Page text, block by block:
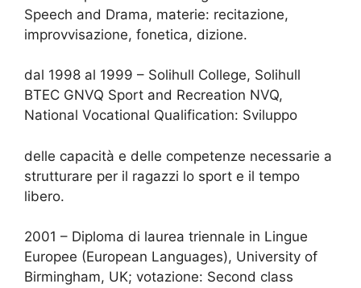
Speech and Drama, materie: recitazione,
improvvisazione, fonetica, dizione.
dal 1998 al 1999 – Solihull College, Solihull
BTEC GNVQ Sport and Recreation NVQ,
National Vocational Qualification: Sviluppo
delle capacità e delle competenze necessarie a
strutturare per il ragazzi lo sport e il tempo
libero.
2001 – Diploma di laurea triennale in Lingue
Europee (European Languages), University of
Birmingham, UK; votazione: Second class